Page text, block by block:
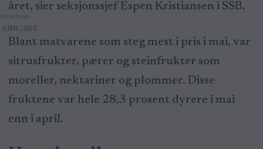
året, sier seksjonssjef Espen Kristiansen i SSB.
ANNONSE
Blant matvarene som steg mest i pris i mai, var
sitrusfrukter, pærer og steinfrukter som
moreller, nektariner og plommer. Disse
fruktene var hele 28,3 prosent dyrere i mai
enn i april.